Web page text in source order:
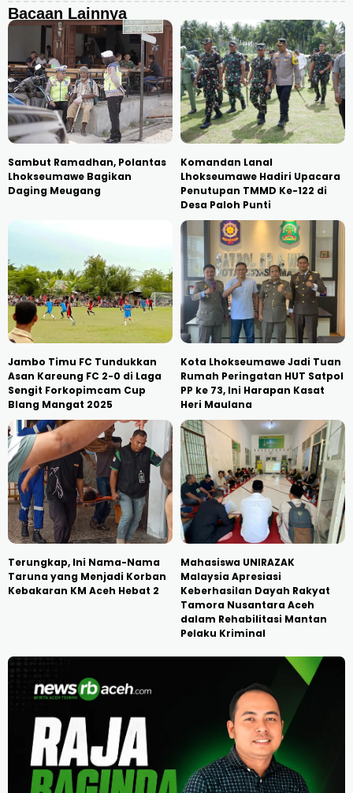
Bacaan Lainnya
Sambut Ramadhan, Polantas
Lhokseumawe Bagikan
Daging Meugang
Komandan Lanal
Lhokseumawe Hadiri Upacara
Penutupan TMMD Ke-122 di
Desa Paloh Punti
Jambo Timu FC Tundukkan
Asan Kareung FC 2-0 di Laga
Sengit Forkopimcam Cup
Blang Mangat 2025
Kota Lhokseumawe Jadi Tuan
Rumah Peringatan HUT Satpol
PP ke 73, Ini Harapan Kasat
Heri Maulana
Terungkap, Ini Nama-Nama
Taruna yang Menjadi Korban
Kebakaran KM Aceh Hebat 2
Mahasiswa UNIRAZAK
Malaysia Apresiasi
Keberhasilan Dayah Rakyat
Tamora Nusantara Aceh
dalam Rehabilitasi Mantan
Pelaku Kriminal